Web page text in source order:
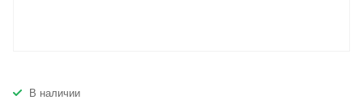
В наличии